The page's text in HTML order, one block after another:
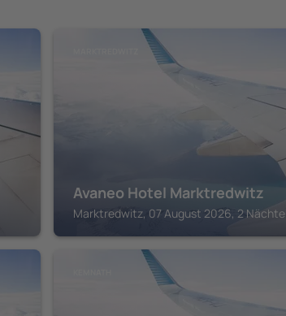
Avaneo Hotel Marktredwitz
Marktredwitz, 07 August 2026, 2 Nächte